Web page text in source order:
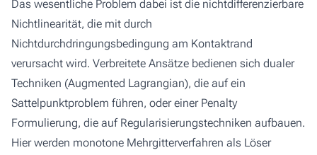
Das wesentliche Problem dabei ist die nichtdifferenzierbare
Nichtlinearität, die mit durch
Nichtdurchdringungsbedingung am Kontaktrand
verursacht wird. Verbreitete Ansätze bedienen sich dualer
Techniken (Augmented Lagrangian), die auf ein
Sattelpunktproblem führen, oder einer Penalty
Formulierung, die auf Regularisierungstechniken aufbauen.
Hier werden monotone Mehrgitterverfahren als Löser